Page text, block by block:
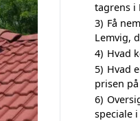
tagrens i
3) Få
Lemvig,
4) Hvad
5) Hvad
prisen
6)
speciale